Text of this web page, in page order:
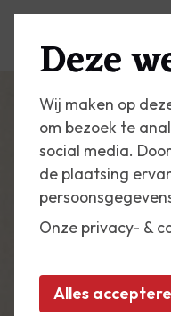
Deze
Wij maken op
om bezoek te
social media.
de plaatsing
Onze privacy- &
Alles